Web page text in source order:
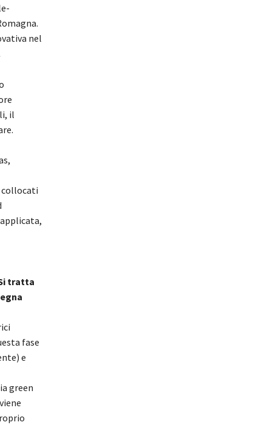
nel
il
collocati
tratta
fase
e
green